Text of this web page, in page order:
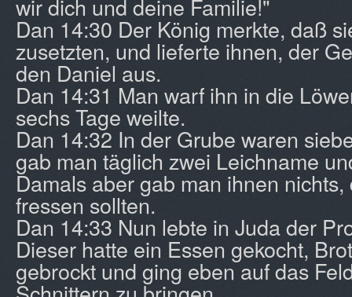
wir dich und deine Familie!"
Dan 14:30 Der König merkte, daß
zusetzten, und lieferte ihnen, der
den Daniel aus.
Dan 14:31 Man warf ihn in die
sechs Tage weilte.
Dan 14:32 In der Grube waren
gab man täglich zwei Leichname
Damals aber gab man ihnen
fressen sollten.
Dan 14:33 Nun lebte in Juda der
Dieser hatte ein Essen gekocht,
gebrockt und ging eben auf das